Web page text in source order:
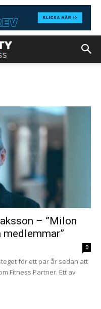
– ”Milon
medlemmar”
0
för ett par år sedan att
Fitness Partner. Ett av